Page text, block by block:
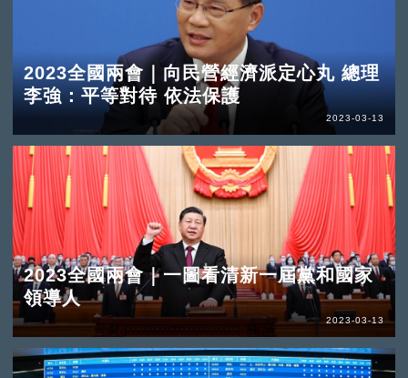
2023全國兩會｜向民營經濟派定心丸 總理
李強：平等對待 依法保護
2023-03-13
2023全國兩會｜一圖看清新一屆黨和國家
領導人
2023-03-13